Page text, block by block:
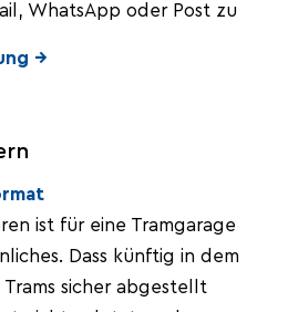
WhatsApp oder Post zu
→
ist für eine Tramgarage
Dass künftig in dem
Trams sicher abgestellt